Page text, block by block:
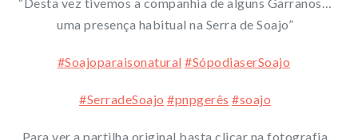
uma presença habitual na Serra de Soajo”
#Soajoparaisonatural #SópodiaserSoajo
#SerradeSoajo #pnpgerês #soajo
Para ver a partilha original basta clicar na fotografia